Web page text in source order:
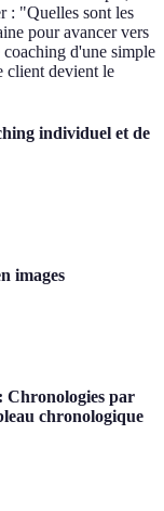
: "Quelles sont les
pour avancer vers
d'une simple
client devient le
individuel et de
images
Chronologies par
chronologique